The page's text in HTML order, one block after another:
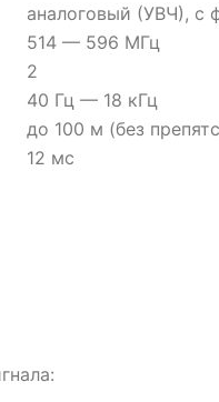
аналоговый (УВЧ), с
514 — 596 МГц
2
40 Гц — 18 кГц
до 100 м (без
12 мс